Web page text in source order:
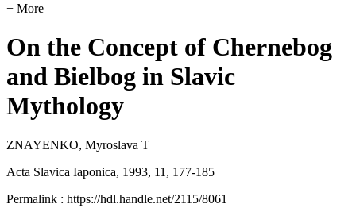
+ More
On the Concept of Chernebog
and Bielbog in Slavic
Mythology
ZNAYENKO, Myroslava T
Acta Slavica Iaponica, 1993, 11, 177-185
Permalink : https://hdl.handle.net/2115/8061